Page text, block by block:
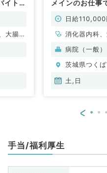
イト◎
大腸・
メインのお仕事
常勤）日給110,000
消化器内科
病院（一般）
茨城県つく
土,日
<
手当/福利厚生